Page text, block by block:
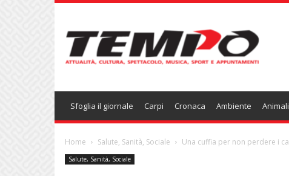
Sfoglia il giornale Carpi Cronaca Ambiente Animali
Home Salute, Sanità, Sociale Una cuffia per non perdere i
Salute, Sanità, Sociale